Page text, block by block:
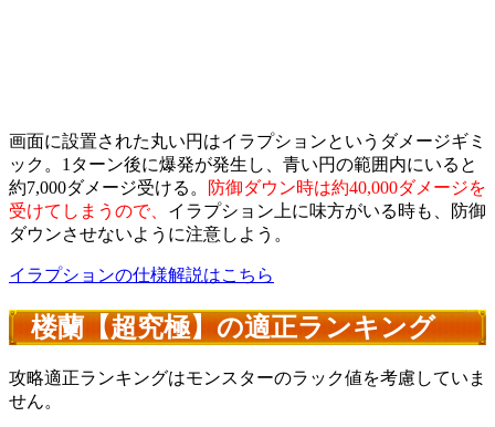
画面に設置された丸い円はイラプションというダメージギミ
ック。1ターン後に爆発が発生し、青い円の範囲内にいると
約7,000ダメージ受ける。
防御ダウン時は約40,000ダメージを
受けてしまうので、 イラプション上に味方がいる時も、防御
ダウンさせないように注意しよう。
イラプションの仕様解説はこちら
楼蘭【超究極】の適正ランキング
攻略適正ランキングはモンスターのラック値を考慮していま
せん。